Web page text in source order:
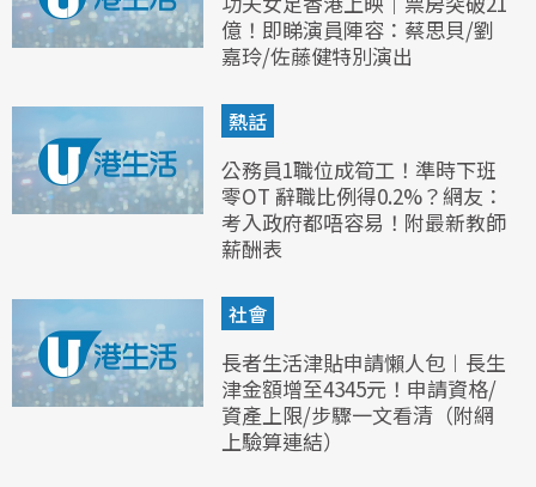
億！即睇演員陣容：蔡思貝/劉
嘉玲/佐藤健特別演出
熱話
公務員1職位成筍工！準時下班
零OT 辭職比例得0.2%？網友：
考入政府都唔容易！附最新教師
薪酬表
社會
長者生活津貼申請懶人包︱長生
津金額增至4345元！申請資格/
資產上限/步驟一文看清（附網
上驗算連結）